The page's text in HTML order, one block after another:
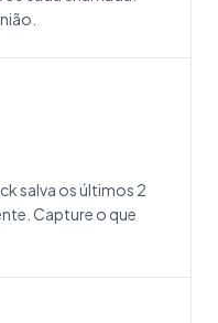
salva os últimos 2
Capture o que